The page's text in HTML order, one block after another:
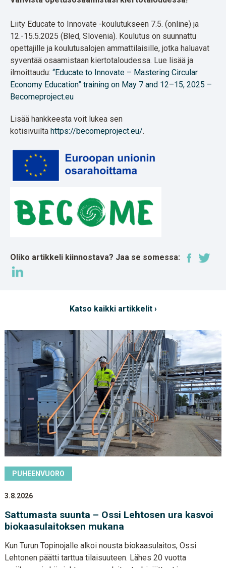
Liity Educate to Innovate -koulutukseen 7.5. (online) ja
12.-15.5.2025 (Bled, Slovenia). Koulutus on suunnattu
opettajille ja koulutusalojen ammattilaisille, jotka haluavat
syventää osaamistaan kiertotaloudessa. Lue lisää ja
ilmoittaudu: “Educate to Innovate – Mastering Circular
Economy Education” training on May 7 and 12–15, 2025 –
Becomeproject.eu
Lisää hankkeesta voit lukea sen
kotisivuilta https://becomeproject.eu/.
Oliko artikkeli kiinnostava? Jaa se somessa:
Katso kaikki artikkelit ›
PUHEENVUORO
3.8.2026
Sattumasta suunta – Ossi Lehtosen ura kasvoi
biokaasulaitoksen mukana
Kun Turun Topinojalle alkoi nousta biokaasulaitos, Ossi
Lehtonen päätti tarttua tilaisuuteen. Lähes 20 vuotta